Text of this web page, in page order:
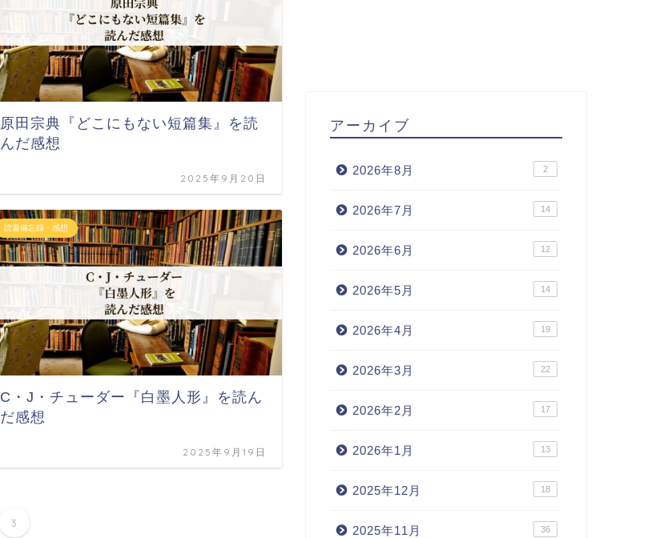
原田宗典『どこにもない短篇集』を読
んだ感想
2025年9月20日
読書備忘録・感想
C・J・チューダー『白墨人形』を読ん
だ感想
2025年9月19日
3
アーカイブ
2026年8月 2
2026年7月 14
2026年6月 12
2026年5月 14
2026年4月 19
2026年3月 22
2026年2月 17
2026年1月 13
2025年12月 18
2025年11月 36